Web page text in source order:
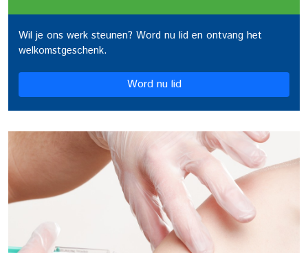
Wil je ons werk steunen? Word nu lid en ontvang het
welkomstgeschenk.
Word nu lid